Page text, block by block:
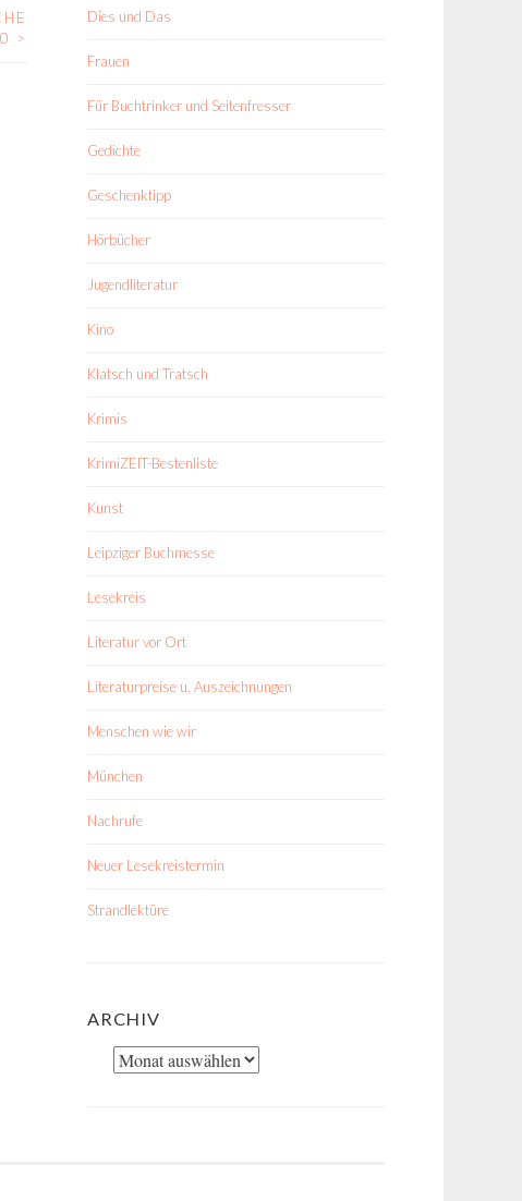
>
Dies und Das
Frauen
Für Buchtrinker und Seitenfresser
Gedichte
Geschenktipp
Hörbücher
Jugendliteratur
Kino
Klatsch und Tratsch
Krimis
KrimiZEIT-Bestenliste
Kunst
Leipziger Buchmesse
Lesekreis
Literatur vor Ort
Literaturpreise u. Auszeichnungen
Menschen wie wir
München
Nachrufe
Neuer Lesekreistermin
Strandlektüre
ARCHIV
Archiv